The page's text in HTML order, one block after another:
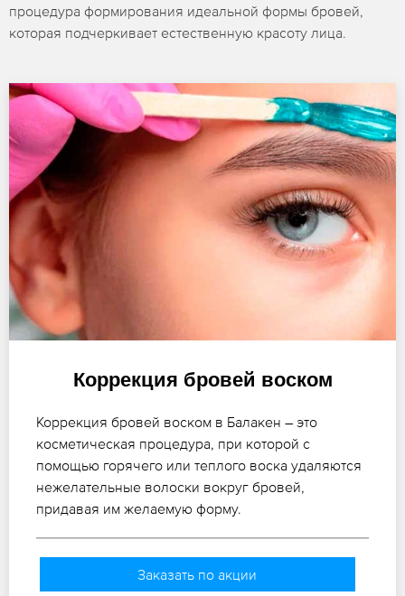
процедура формирования идеальной формы бровей,
которая подчеркивает естественную красоту лица.
Коррекция бровей воском
Коррекция бровей воском в Балакен – это
косметическая процедура, при которой с
помощью горячего или теплого воска удаляются
нежелательные волоски вокруг бровей,
придавая им желаемую форму.
Заказать по акции